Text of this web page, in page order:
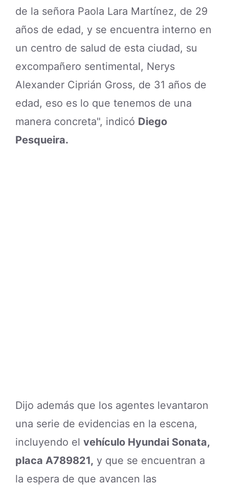
de la señora Paola Lara Martínez, de 29
años de edad, y se encuentra interno en
un centro de salud de esta ciudad, su
excompañero sentimental, Nerys
Alexander Ciprián Gross, de 31 años de
edad, eso es lo que tenemos de una
manera concreta", indicó Diego
Pesqueira.
Dijo además que los agentes levantaron
una serie de evidencias en la escena,
incluyendo el vehículo Hyundai Sonata,
placa A789821, y que se encuentran a
la espera de que avancen las